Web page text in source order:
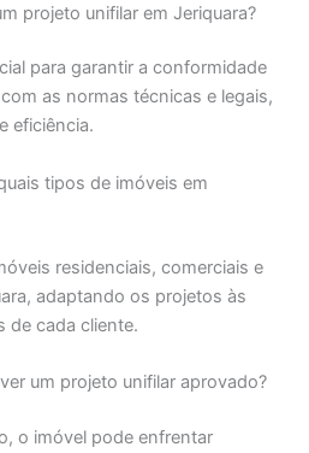
projeto unifilar em Jeriquara?
para garantir a conformidade
as normas técnicas e legais,
eficiência.
tipos de imóveis em
residenciais, comerciais e
adaptando os projetos às
de cada cliente.
um projeto unifilar aprovado?
o imóvel pode enfrentar